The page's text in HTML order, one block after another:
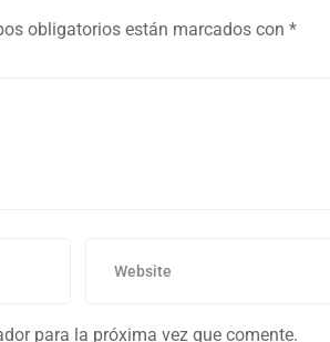
obligatorios están marcados con *
para la próxima vez que comente.